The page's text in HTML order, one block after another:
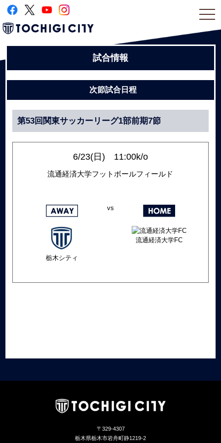
試合情報
次節試合日程
第53回関東サッカーリーグ1部前期7節
6/23(日) 11:00k/o
流通経済大学フットボールフィールド
栃木シティ
vs
流通経済大学FC
〒329-4307
栃木県栃木市岩舟町静1219-2